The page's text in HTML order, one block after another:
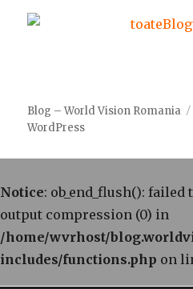
Blog – World Vision Romania
WordPress
Notice: ob_end_flush():
output compression (0) in
/home/wvrhost/
includes/functions.php on